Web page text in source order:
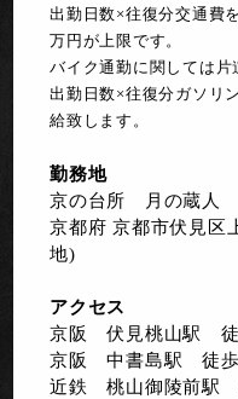
出勤日数×往復分交通費
万円が上限です。
バイク通勤に関しては片
出勤日数×往復分ガソリ
給致します。
勤務地
京の台所 月の蔵人
京都府 京都市伏見区
地)
アクセス
京阪 伏見桃山駅 徒
京阪 中書島駅 徒
近鉄 桃山御陵前駅